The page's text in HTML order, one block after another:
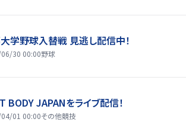
学野球入替戦 見逃し配信中！
30 00:00野球
BODY JAPANをライブ配信！
01 00:00その他競技